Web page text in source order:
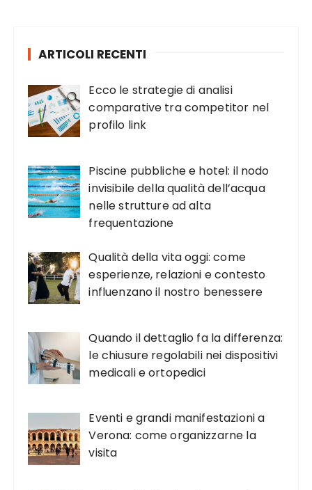
ARTICOLI RECENTI
Ecco le strategie di analisi
comparative tra competitor nel
profilo link
Piscine pubbliche e hotel: il nodo
invisibile della qualità dell’acqua
nelle strutture ad alta
frequentazione
Qualità della vita oggi: come
esperienze, relazioni e contesto
influenzano il nostro benessere
Quando il dettaglio fa la differenza:
le chiusure regolabili nei dispositivi
medicali e ortopedici
Eventi e grandi manifestazioni a
Verona: come organizzarne la
visita